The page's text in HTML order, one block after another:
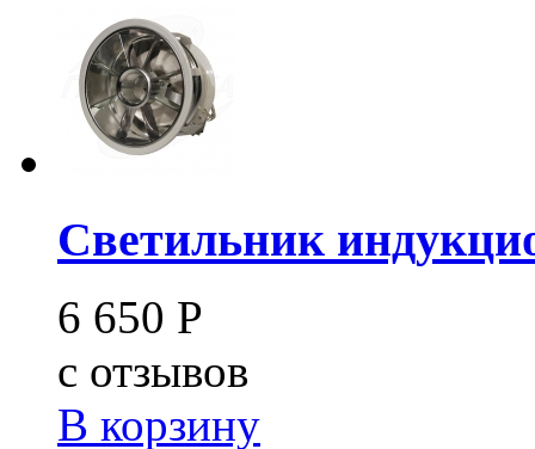
Светильник
6 650 Р
c отзывов
В корзину